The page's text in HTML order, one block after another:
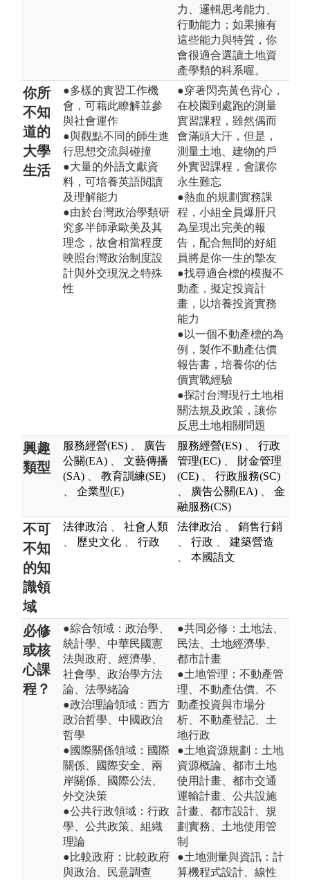
力、邏輯思考能力、
行動能力；如果擁有
這些能力與特質，你
會很適合選讀土地資
產學類的科系喔。
你所
不知
道的
大學
生活
●多樣的實習工作機
會，可藉此瞭解並參
與社會運作
●與觀點不同的師生進
行思想交流與碰撞
●大量的外語文獻資
料，可培養英語閱讀
及理解能力
●由於台灣政治學類研
究多半師承歐美及其
理念，故會相當程度
映照台灣政治制度設
計與外交現況之特殊
性
●穿著閃亮黃色背心，
在校園到處跑的測量
實習課程，雖然偶而
會滿頭大汗，但是，
測量土地、建物的戶
外實習課程，會讓你
永生難忘
●熱血的規劃實務課
程，小組全員爆肝只
為呈現出完美的報
告，配合無間的好組
員將是你一生的摯友
●找尋適合標的模擬不
動產，擬定投資計
畫，以培養投資實務
能力
●以一個不動產標的為
例，製作不動產估價
報告書，培養你的估
價實戰經驗
●探討台灣現行土地相
關法規及政策，讓你
反思土地相關問題
興趣
類型
服務經營(ES)
廣告
公關(EA)
文藝傳播
(SA)
教育訓練(SE)
企業型(E)
服務經營(ES)
行政
管理(EC)
財金管理
(CE)
行政服務(SC)
廣告公關(EA)
金
融服務(CS)
不可
不知
的知
識領
域
法律政治
社會人類
歷史文化 行政
法律政治
銷售行銷
行政
建築營造
本國語文
必修
或核
心課
程？
●綜合領域：政治學、
統計學、中華民國憲
法與政府、經濟學、
社會學、政治學方法
論、法學緒論
●政治理論領域：西方
政治哲學、中國政治
哲學
●國際關係領域：國際
關係、國際安全、兩
岸關係、國際公法、
外交決策
●公共行政領域：行政
學、公共政策、組織
理論
●比較政府：比較政府
與政治、民意調查
●共同必修：土地法、
民法、土地經濟學、
都市計畫
●土地管理：不動產管
理、不動產估價、不
動產投資與市場分
析、不動產登記、土
地行政
●土地資源規劃：土地
資源概論、都市土地
使用計畫、都市交通
運輸計畫、公共設施
計畫、都市設計、規
劃實務、土地使用管
制
●土地測量與資訊：計
算機程式設計、線性